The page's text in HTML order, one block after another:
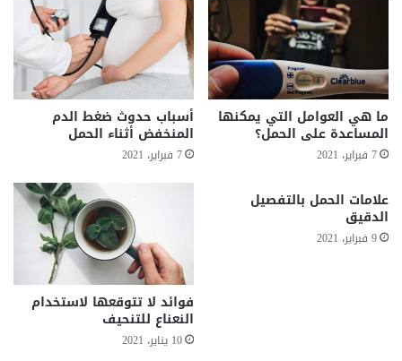
ما هي العوامل التي يمكنها
المساعدة على الحمل؟
7 فبراير، 2021
أسباب حدوث ضغط الدم
المنخفض أثناء الحمل
7 فبراير، 2021
علامات الحمل بالتفصيل
الدقيق
9 فبراير، 2021
فوائد لا تتوقعها لاستخدام
النعناع للتنحيف
10 يناير، 2021